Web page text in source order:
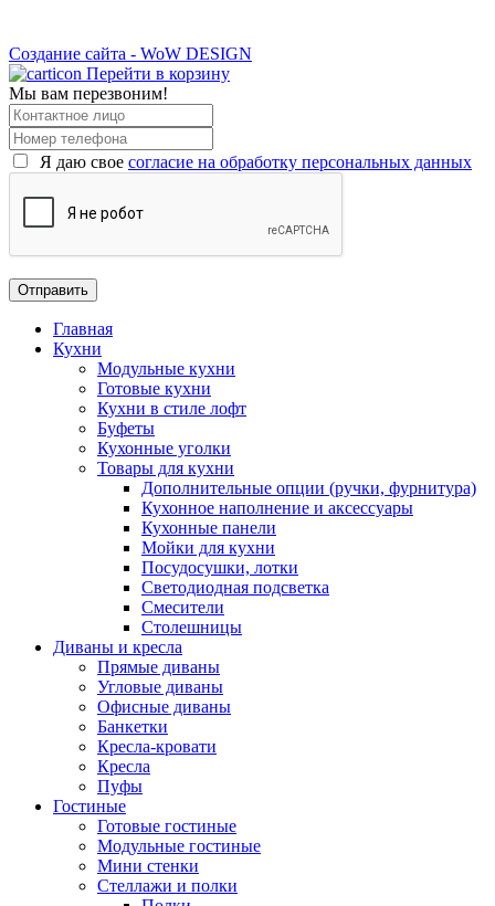
Создание сайта - WoW DESIGN
Перейти в корзину
Мы вам перезвоним!
Я даю свое согласие на обработку персональных данных
Главная
Кухни
Модульные кухни
Готовые кухни
Кухни в стиле лофт
Буфеты
Кухонные уголки
Товары для кухни
Дополнительные опции (ручки, фурнитура)
Кухонное наполнение и аксессуары
Кухонные панели
Мойки для кухни
Посудосушки, лотки
Светодиодная подсветка
Смесители
Столешницы
Диваны и кресла
Прямые диваны
Угловые диваны
Офисные диваны
Банкетки
Кресла-кровати
Кресла
Пуфы
Гостиные
Готовые гостиные
Модульные гостиные
Мини стенки
Стеллажи и полки